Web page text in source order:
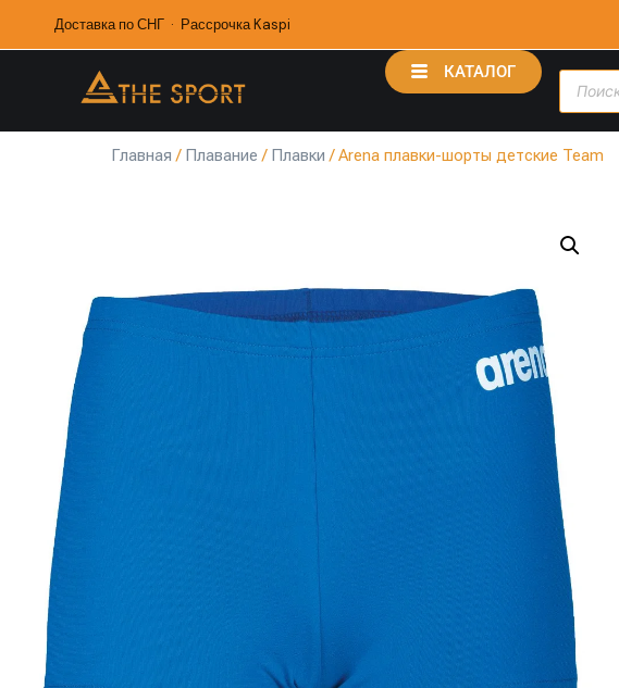
Доставка по СНГ · Рассрочка Kaspi
КАТАЛОГ
Главная / Плавание / Плавки / Arena плавки-шорты детские Team